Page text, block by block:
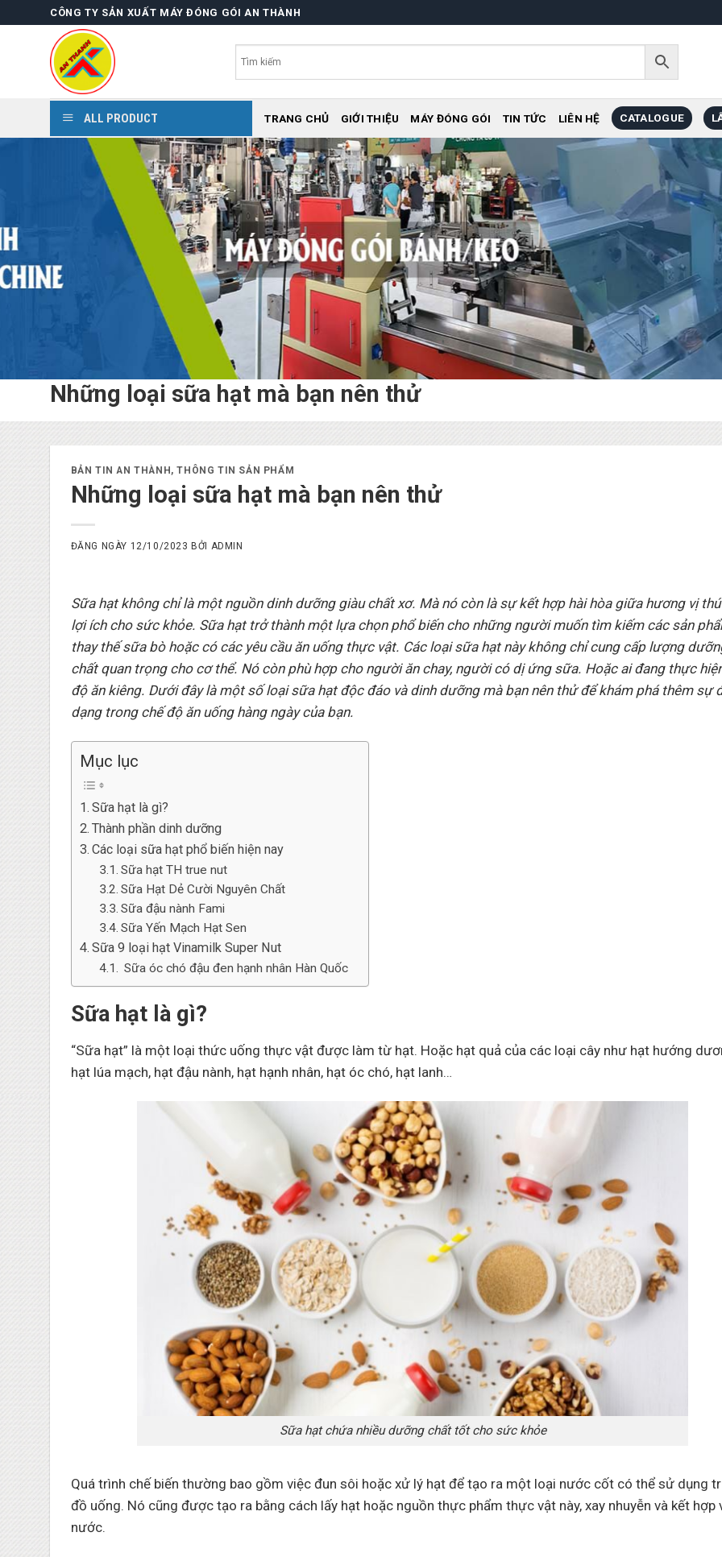
CÔNG TY SẢN XUẤT MÁY ĐÓNG GÓI AN THÀNH
ALL PRODUCT TRANG CHỦ GIỚI THIỆU MÁY ĐÓNG GÓI TIN TỨC LIÊN HỆ CATALOGUE
Những loại sữa hạt mà bạn nên thử
BẢN TIN AN THÀNH ,THÔNG TIN SẢN PHẨM
Những loại sữa hạt mà bạn nên thử
ĐĂNG NGÀY 12/10/2023 BỞI ADMIN
Sữa hạt không chỉ là một nguồn dinh dưỡng giàu chất xơ. Mà nó còn là sự kết hợp hài hòa giữa hương vị thú
lợi ích cho sức khỏe. Sữa hạt trở thành một lựa chọn phổ biến cho những người muốn tìm kiếm các sản
thay thế sữa bò hoặc có các yêu cầu ăn uống thực vật. Các loại sữa hạt này không chỉ cung cấp lượng
chất quan trọng cho cơ thể. Nó còn phù hợp cho người ăn chay, người có dị ứng sữa. Hoặc ai đang thực
độ ăn kiêng. Dưới đây là một số loại sữa hạt độc đáo và dinh dưỡng mà bạn nên thử để khám phá thêm sự
dạng trong chế độ ăn uống hàng ngày của bạn.
Mục lục
Sữa hạt là gì?
Thành phần dinh dưỡng
Các loại sữa hạt phổ biến hiện nay
Sữa hạt TH true nut
Sữa Hạt Dẻ Cười Nguyên Chất
Sữa đậu nành Fami
Sữa Yến Mạch Hạt Sen
Sữa 9 loại hạt Vinamilk Super Nut
Sữa óc chó đậu đen hạnh nhân Hàn Quốc
Sữa hạt là gì?
“Sữa hạt” là một loại thức uống thực vật được làm từ hạt. Hoặc hạt quả của các loại cây như hạt hướng
hạt lúa mạch, hạt đậu nành, hạt hạnh nhân, hạt óc chó, hạt lanh…
Sữa hạt chứa nhiều dưỡng chất tốt cho sức khỏe
Quá trình chế biến thường bao gồm việc đun sôi hoặc xử lý hạt để tạo ra một loại nước cốt có thể sử dụng
đồ uống. Nó cũng được tạo ra bằng cách lấy hạt hoặc nguồn thực phẩm thực vật này, xay nhuyễn và kết hợp
nước.